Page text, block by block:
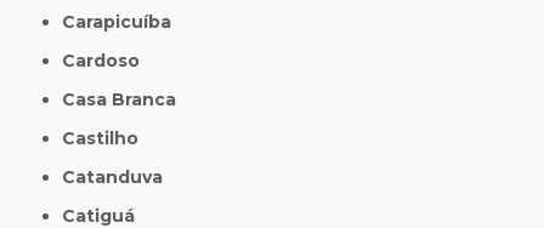
Carapicuíba
Cardoso
Casa Branca
Castilho
Catanduva
Catiguá